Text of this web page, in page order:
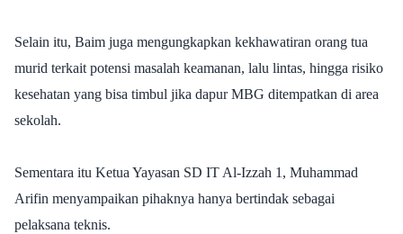
Selain itu, Baim juga mengungkapkan kekhawatiran orang tua
murid terkait potensi masalah keamanan, lalu lintas, hingga risiko
kesehatan yang bisa timbul jika dapur MBG ditempatkan di area
sekolah.
Sementara itu Ketua Yayasan SD IT Al-Izzah 1, Muhammad
Arifin menyampaikan pihaknya hanya bertindak sebagai
pelaksana teknis.